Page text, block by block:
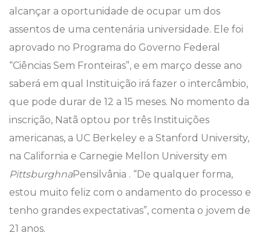
alcançar a oportunidade de ocupar um dos
assentos de uma centenária universidade. Ele foi
aprovado no Programa do Governo Federal
“Ciências Sem Fronteiras”, e em março desse ano
saberá em qual Instituição irá fazer o intercâmbio,
que pode durar de 12 a 15 meses. No momento da
inscrição, Natã optou por três Instituições
americanas, a UC Berkeley e a Stanford University,
na California e Carnegie Mellon University em
PittsburghnaPensilvânia . “De qualquer forma,
estou muito feliz com o andamento do processo e
tenho grandes expectativas”, comenta o jovem de
21 anos.